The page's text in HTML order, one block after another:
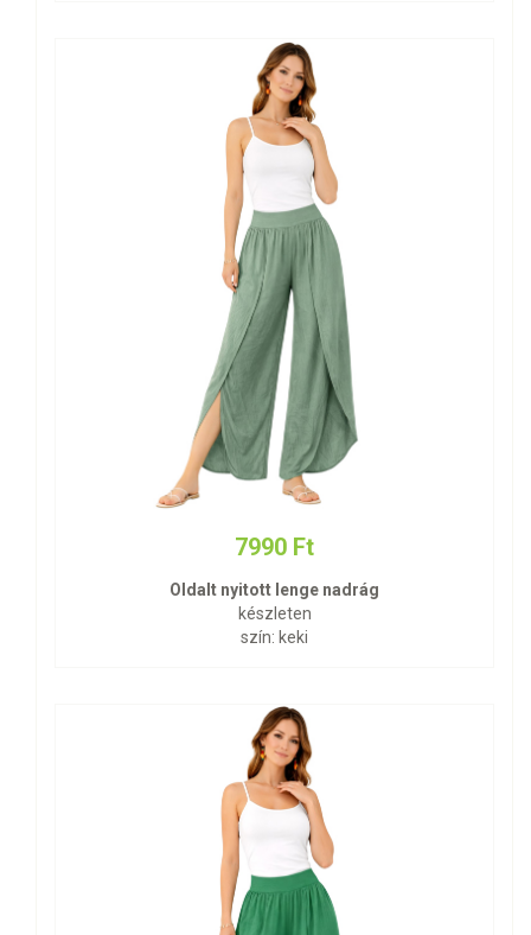
7990 Ft
Oldalt nyitott lenge nadrág
készleten
szín: keki